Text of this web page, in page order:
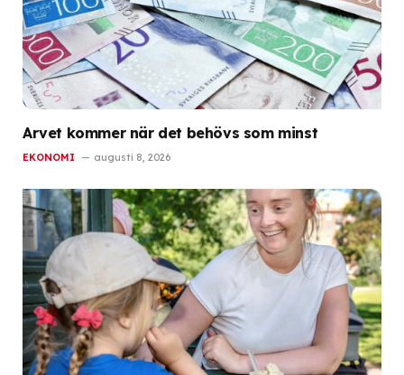
Arvet kommer när det behövs som minst
EKONOMI augusti 8, 2026